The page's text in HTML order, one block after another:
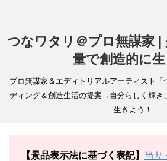
つなワタリ＠プロ無謀家 |
量で創造的に
プロ無謀家＆エディトリアルアーティスト「
ディング＆創造生活の提案→自分らしく輝き
生きよう！
【景品表示法に基づく表記】 当サ